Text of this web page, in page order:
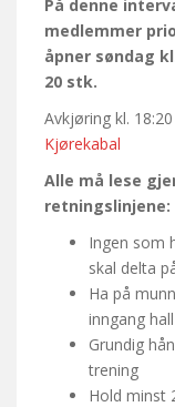
På denne
medlemmer
åpner søndag
20 stk.
Avkjøring kl.
Kjørekabal
Alle må lese
retningslinjene:
Ingen som
skal delta
Ha på
inngang hall
Grundig
trening
Hold minst